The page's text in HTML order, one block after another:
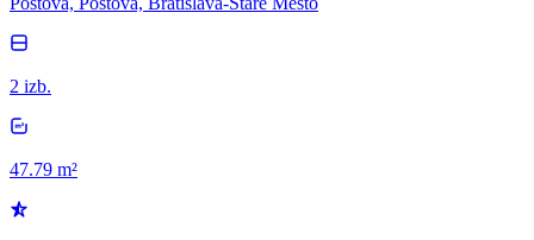
2 izb.
47.79 m²